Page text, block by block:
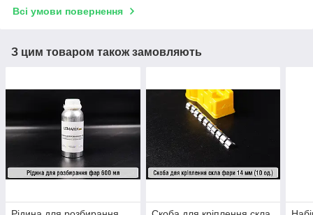
Всі умови повернення
З цим товаром також замовляють